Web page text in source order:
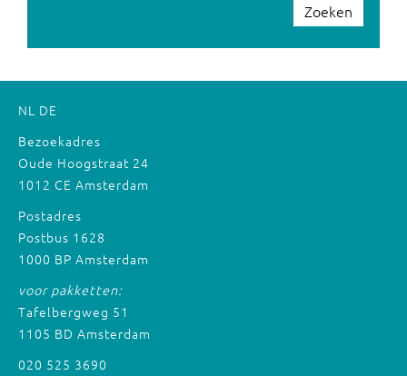
Zoeken
NL DE
Bezoekadres
Oude Hoogstraat 24
1012 CE Amsterdam
Postadres
Postbus 1628
1000 BP Amsterdam
voor pakketten:
Tafelbergweg 51
1105 BD Amsterdam
020 525 3690